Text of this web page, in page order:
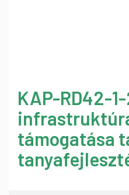
KAP-RD42-
támogatása